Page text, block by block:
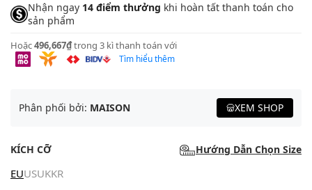
Nhận ngay 14 điểm thưởng khi hoàn tất thanh toán cho
sản phẩm
Hoặc496,667₫trong 3 kì thanh toán với
Tìm hiểu thêm
Phân phối bởi: MAISON XEM SHOP
KÍCH CỠ Hướng Dẫn Chọn Size
EUUSUKKR